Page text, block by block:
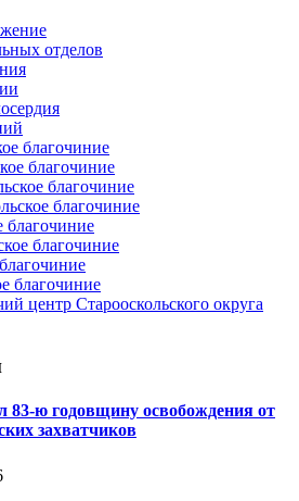
отделов
благочиние
благочиние
благочиние
благочиние
благочиние
благочиние
благочиние
центр Старооскольского округа
83-ю годовщину освобождения от
захватчиков